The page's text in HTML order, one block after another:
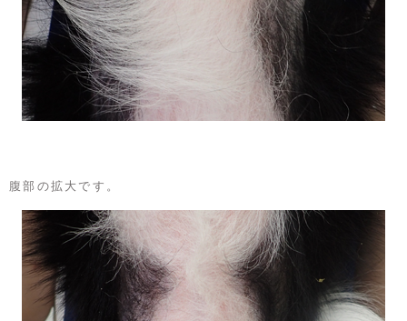
腹部の拡大です。